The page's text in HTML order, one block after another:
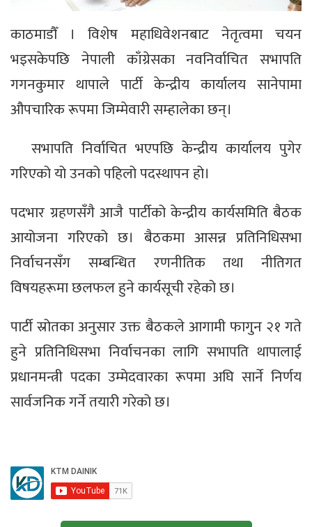
काठमाडौँ । विशेष महाधिवेशनबाट नेतृत्वमा चयन
भइसकेपछि नेपाली काँग्रेसका नवनिर्वाचित सभापति
गगनकुमार थापाले पार्टी केन्द्रीय कार्यालय सानेपामा
औपचारिक रूपमा जिम्मेवारी सम्हालेका छन्।
सभापति निर्वाचित भएपछि केन्द्रीय कार्यालय पुगेर
गरिएको यो उनको पहिलो पदस्थापन हो।
पदभार ग्रहणसँगै आजै पार्टीको केन्द्रीय कार्यसमिति बैठक
आयोजना गरिएको छ। बैठकमा आसन्न प्रतिनिधिसभा
निर्वाचनसँग सम्बन्धित रणनीतिक तथा नीतिगत
विषयहरूमा छलफल हुने कार्यसूची रहेको छ।
पार्टी स्रोतका अनुसार उक्त बैठकले आगामी फागुन २१ गते
हुने प्रतिनिधिसभा निर्वाचनका लागि सभापति थापालाई
प्रधानमन्त्री पदका उम्मेदवारका रूपमा अघि सार्ने निर्णय
सार्वजनिक गर्ने तयारी गरेको छ।